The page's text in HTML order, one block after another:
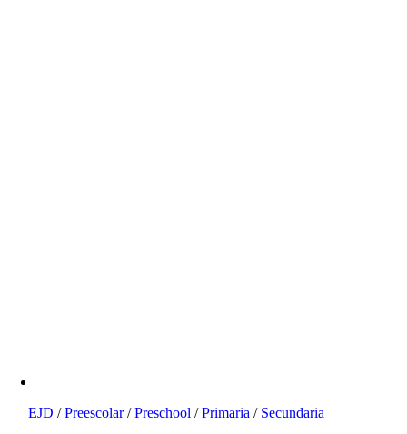
EJD /Preescolar/Preschool /Primaria / Secundaria